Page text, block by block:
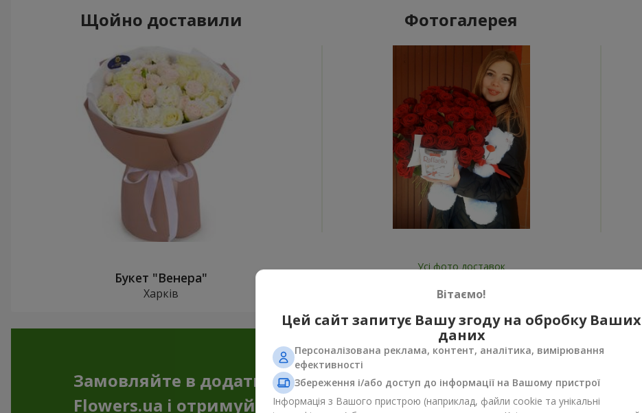
Щойно доставили
Букет "Венера"
Харків
Фотогалерея
Усі фото доставок
Замовити цей товар
Замовляйте в додатку
Flowers.ua і отримуйте бонуси
Вітаємо!
Цей сайт запитує Вашу згоду на обробку Ваших
даних
Персоналізована реклама, контент, аналітика, вимірювання
ефективності
Збереження і/або доступ до інформації на Вашому пристрої
Інформація з Вашого пристрою (наприклад, файли cookie та унікальні